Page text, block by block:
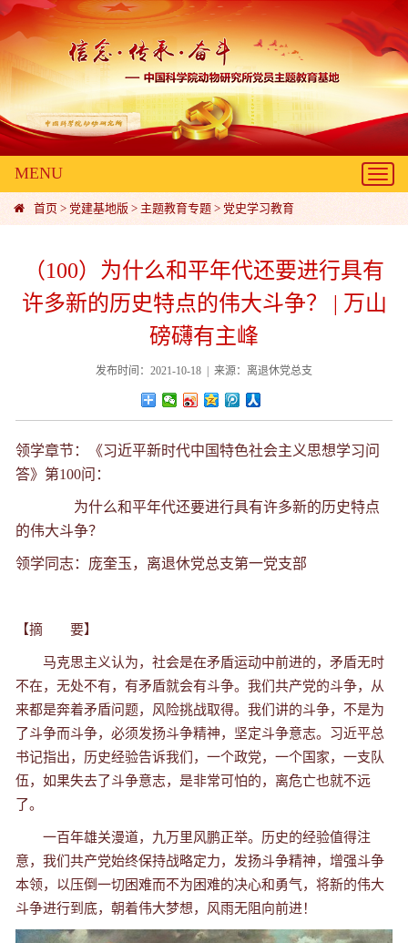
MENU
首页 > 党建基地版 > 主题教育专题 > 党史学习教育
（100）为什么和平年代还要进行具有
许多新的历史特点的伟大斗争？ | 万山
磅礴有主峰
发布时间：2021-10-18 | 来源：离退休党总支
领学章节：《习近平新时代中国特色社会主义思想学习问
答》第100问：
为什么和平年代还要进行具有许多新的历史特点
的伟大斗争？
领学同志：庞奎玉，离退休党总支第一党支部
【摘 要】
马克思主义认为，社会是在矛盾运动中前进的，矛盾无时
不在，无处不有，有矛盾就会有斗争。我们共产党的斗争，从
来都是奔着矛盾问题，风险挑战取得。我们讲的斗争，不是为
了斗争而斗争，必须发扬斗争精神，坚定斗争意志。习近平总
书记指出，历史经验告诉我们，一个政党，一个国家，一支队
伍，如果失去了斗争意志，是非常可怕的，离危亡也就不远
了。
一百年雄关漫道，九万里风鹏正举。历史的经验值得注
意，我们共产党始终保持战略定力，发扬斗争精神，增强斗争
本领，以压倒一切困难而不为困难的决心和勇气，将新的伟大
斗争进行到底，朝着伟大梦想，风雨无阻向前进！